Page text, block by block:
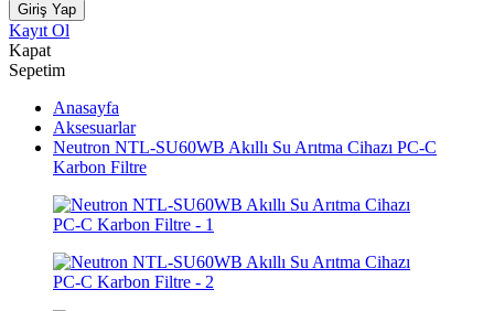
Giriş Yap
Kayıt Ol
Kapat
Sepetim
Anasayfa
Aksesuarlar
Neutron NTL-SU60WB Akıllı Su Arıtma Cihazı PC-C
Karbon Filtre